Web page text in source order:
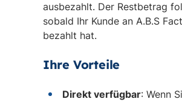
ausbezahlt. Der Restbetrag
sobald Ihr Kunde an A.B.S
bezahlt hat.
Ihre Vorteile
Direkt verfügbar: Wenn